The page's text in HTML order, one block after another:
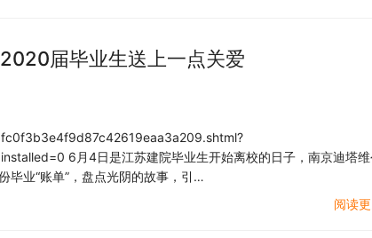
届毕业生送上一点关爱
6月4日是江苏建院毕业生开始离校的日子，南京迪塔
毕业“账单”，盘点光阴的故事，引…
阅读